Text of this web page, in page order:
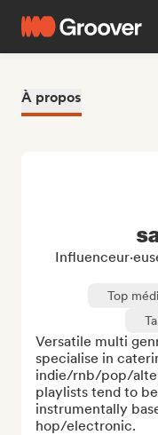
À propos
Top
Versatile multi
specialise in
indie/rnb/pop/
playlists tend to
instrumentally
hop/electronic.